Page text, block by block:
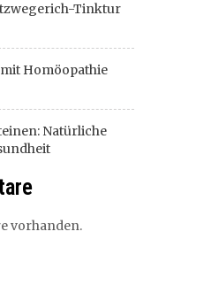
Tinktur
Homöopathie
Natürliche
vorhanden.